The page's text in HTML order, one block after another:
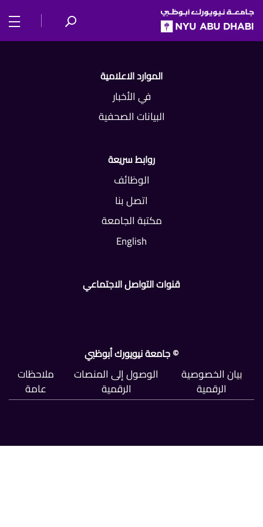
SKIP TO ALL NYU NAVIGATION
SKIP TO MAIN CONTENT
الموارد الاعلامية
في الأخبار
البيانات الصحفية
روابط سريعة
الوظائف
اتصل بنا
مكتبة الجامعة
English
قنوات التواصل الاجتماعي
© جامعة نيويورك أبوظبي
بيان الخصوصية
الرقمية
الوصول إلى المنصات
الرقمية
ملاحظات
عامة